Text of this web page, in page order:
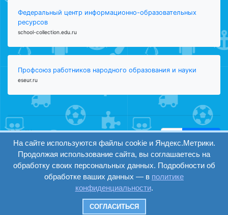
Федеральный центр информационно-образовательных
ресурсов
school-collection.edu.ru
Профсоюз работников народного образования и науки
eseur.ru
ООО "Центр
образования и
консалтинга"
Волгоград 2008-
2026
вход
регистрация
Версия
сайта для
слабовидящих
На сайте используются файлы cookie и Яндекс.Метрики.
Продолжая использование сайта, вы соглашаетесь на
обработку своих персональных данных. Подробности об
обработке ваших данных — в политике
конфиденциальности.
СОГЛАСИТЬСЯ